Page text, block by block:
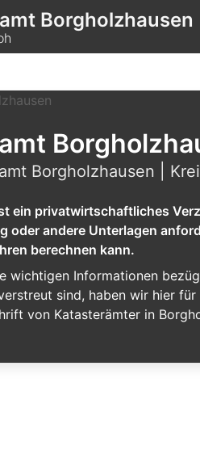
Borgholzhausen
Borgholzhausen |
ein privatwirtschaftliches
oder andere Unterlagen
berechnen kann.
wichtigen Informationen
sind, haben wir hier
von Katasterämter in